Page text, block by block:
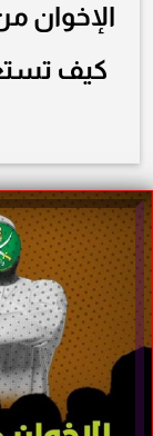
الإخوان
كيف